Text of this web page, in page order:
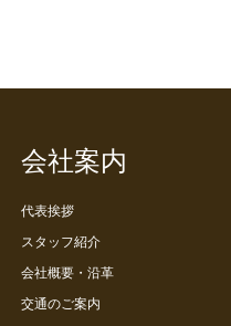
会社案内
代表挨拶
スタッフ紹介
会社概要・沿革
交通のご案内